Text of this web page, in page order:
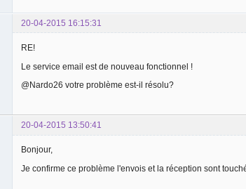
20-04-2015 16:15:31
RE!
Le service email est de nouveau fonctionnel !
@Nardo26 votre problème est-il résolu?
20-04-2015 13:50:41
Bonjour,
Je confirme ce problème l'envois et la réception sont